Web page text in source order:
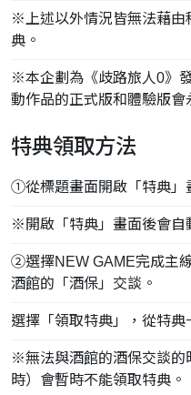
※上述以外情況皆無法藉由
典。
※本企劃為《歧路旅人0》
動作品的正式版和體驗版會
特典領取方法
①從標題畫面開啟「特典」
※開啟「特典」畫面後會自
②選擇NEW GAME完成主
酒館的「酒保」交談。​
選擇「領取特典」，從特典
※無法與酒館的酒保交談的
時）會暫時不能領取特典。